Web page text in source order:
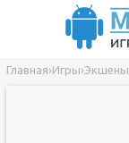
Главная›Игры›Экшены